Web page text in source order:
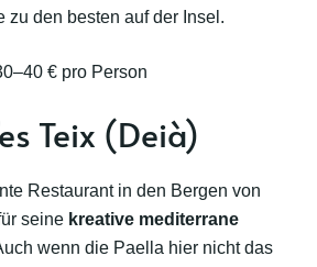
zu den besten auf der Insel.
€ pro Person
Teix (Deià)
Restaurant in den Bergen von
seine kreative mediterrane
wenn die Paella hier nicht das